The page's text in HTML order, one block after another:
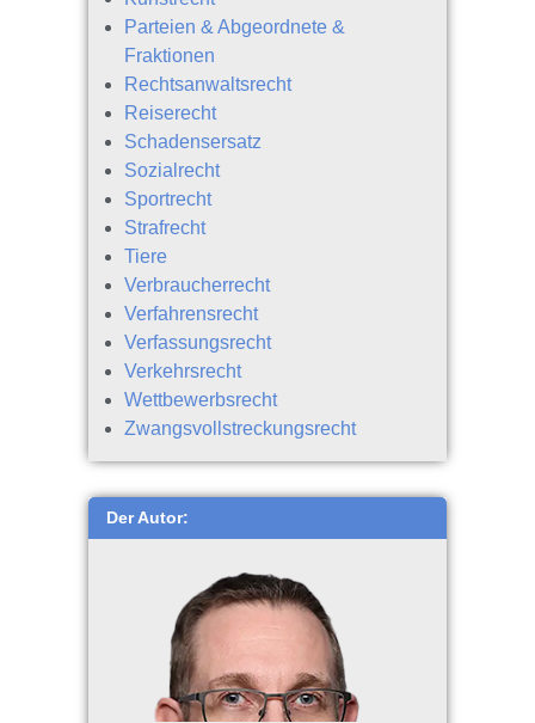
Parteien & Abgeordnete &
Fraktionen
Rechtsanwaltsrecht
Reiserecht
Schadensersatz
Sozialrecht
Sportrecht
Strafrecht
Tiere
Verbraucherrecht
Verfahrensrecht
Verfassungsrecht
Verkehrsrecht
Wettbewerbsrecht
Zwangsvollstreckungsrecht
Der Autor: